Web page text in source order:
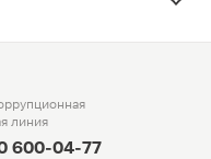
линия
600-04-77